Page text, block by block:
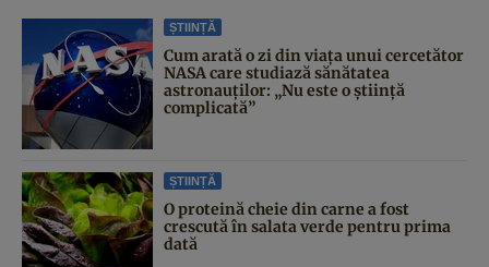
ȘTIINȚĂ
Cum arată o zi din viața unui cercetător
NASA care studiază sănătatea
astronauților: „Nu este o știință
complicată”
ȘTIINȚĂ
O proteină cheie din carne a fost
crescută în salata verde pentru prima
dată